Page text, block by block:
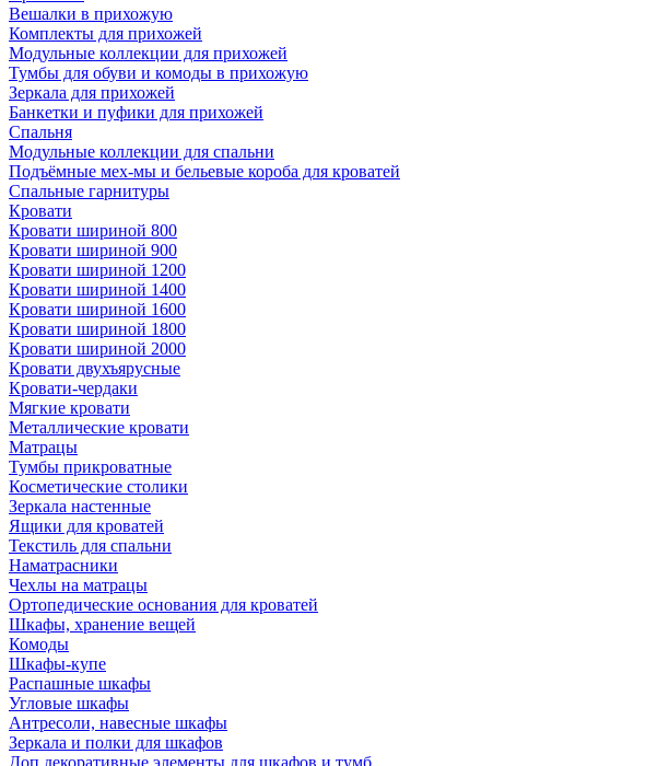
Вешалки в прихожую
Комплекты для прихожей
Модульные коллекции для прихожей
Тумбы для обуви и комоды в прихожую
Зеркала для прихожей
Банкетки и пуфики для прихожей
Спальня
Модульные коллекции для спальни
Подъёмные мех-мы и бельевые короба для кроватей
Спальные гарнитуры
Кровати
Кровати шириной 800
Кровати шириной 900
Кровати шириной 1200
Кровати шириной 1400
Кровати шириной 1600
Кровати шириной 1800
Кровати шириной 2000
Кровати двухъярусные
Кровати-чердаки
Мягкие кровати
Металлические кровати
Матрацы
Тумбы прикроватные
Косметические столики
Зеркала настенные
Ящики для кроватей
Текстиль для спальни
Наматрасники
Чехлы на матрацы
Ортопедические основания для кроватей
Шкафы, хранение вещей
Комоды
Шкафы-купе
Распашные шкафы
Угловые шкафы
Антресоли, навесные шкафы
Зеркала и полки для шкафов
Доп.декоративные элементы для шкафов и тумб